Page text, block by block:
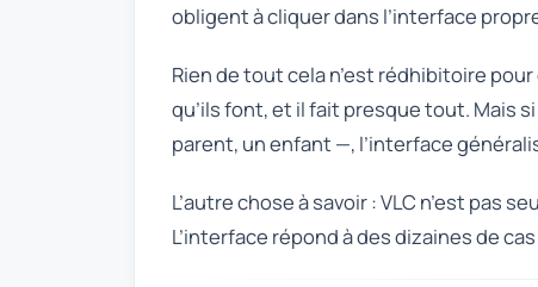
obligent à cliquer dans l’interface
Rien de tout cela n’est rédhibitoire
qu’ils font, et il fait presque tout. Mais
parent, un enfant —, l’interface
L’autre chose à savoir : VLC n’est pas
L’interface répond à des dizaines de